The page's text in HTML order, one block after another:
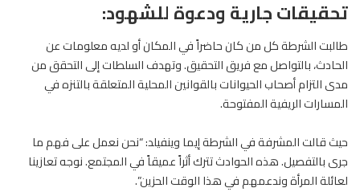
تحقيقات جارية ودعوة للشهود:
طالبت الشرطة كل من كان حاضراً في المكان أو لديه معلومات عن
الحادث، بالتواصل مع فريق التحقيق. وتهدف السلطات إلى التحقق من
مدى التزام أصحاب الحيوانات بالقوانين المحلية المتعلقة بالتنزه في
المسارات الريفية المفتوحة.
حيث قالت المشرفة في الشرطة إيما وينفيلد: “نحن نعمل على فهم ما
جرى بالتفصيل. هذه الحوادث تترك أثراً عميقاً في المجتمع. نوجه تعازينا
لعائلة المرأة وندعمهم في هذا الوقت الحزين”.